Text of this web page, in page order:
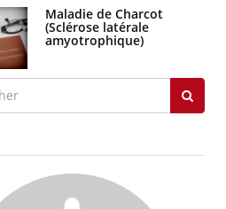
Maladie de Charcot
(Sclérose latérale
amyotrophique)